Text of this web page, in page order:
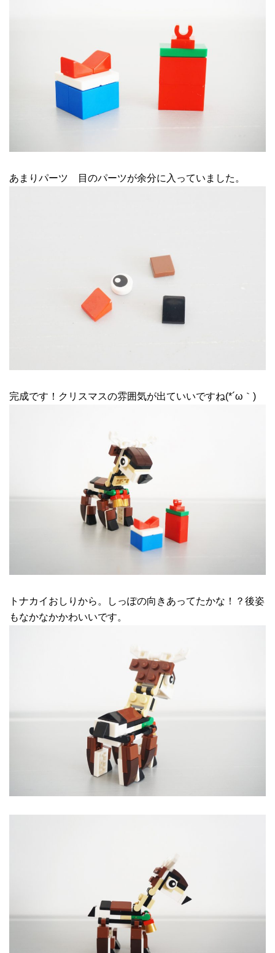
あまりパーツ 目のパーツが余分に入っていました。
完成です！クリスマスの雰囲気が出ていいですね(*´ω｀)
トナカイおしりから。しっぽの向きあってたかな！？後姿
もなかなかかわいいです。